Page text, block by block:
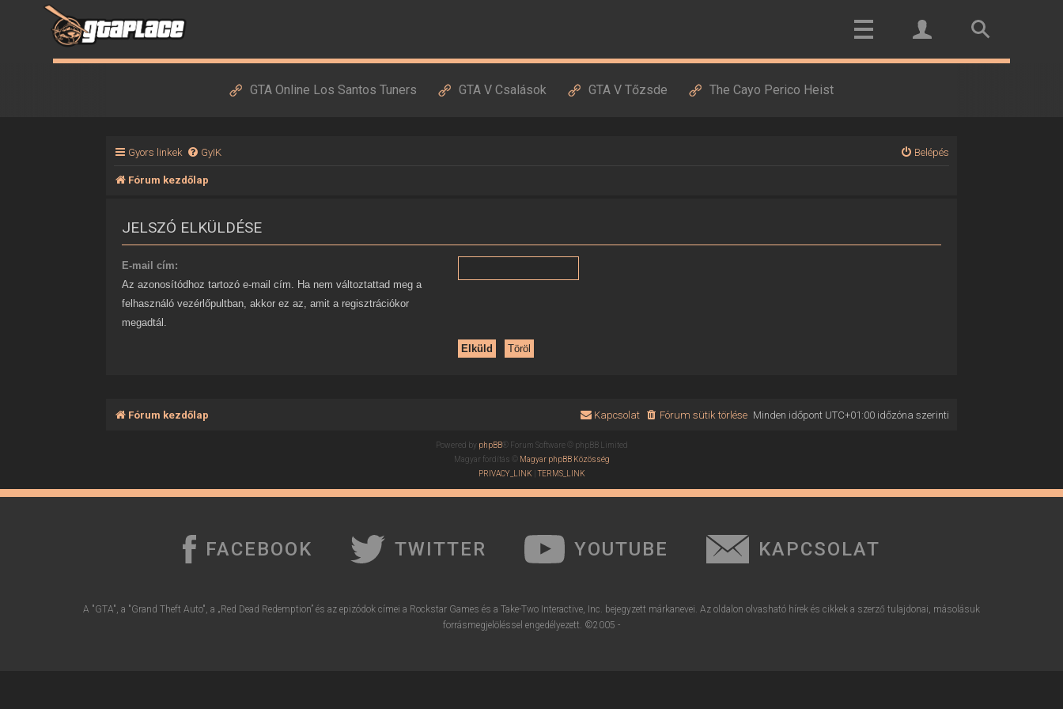
GTA Online Los Santos Tuners GTA V Csalások GTA V Tőzsde The Cayo Perico Heist
Gyors linkek GyIK Belépés
Fórum kezdőlap
JELSZÓ ELKÜLDÉSE
E-mail cím:
Az azonosítódhoz tartozó e-mail cím. Ha nem változtattad meg a
felhasználó vezérlőpultban, akkor ez az, amit a regisztrációkor
megadtál.
Fórum kezdőlap Minden időpont UTC+01:00időzóna szerinti
Fórum sütik törlése
Kapcsolat
Powered by phpBB® Forum Software © phpBB Limited
Magyar fordítás © Magyar phpBB Közösség
PRIVACY_LINK |TERMS_LINK
FACEBOOK TWITTER YOUTUBE KAPCSOLAT
A "GTA", a "Grand Theft Auto", a „Red Dead Redemption” és az epizódok címei a Rockstar Games és a Take-Two Interactive, Inc. bejegyzett márkanevei. Az oldalon olvasható hírek és cikkek a szerző tulajdonai, másolásuk
forrásmegjelöléssel engedélyezett. ©2005 -